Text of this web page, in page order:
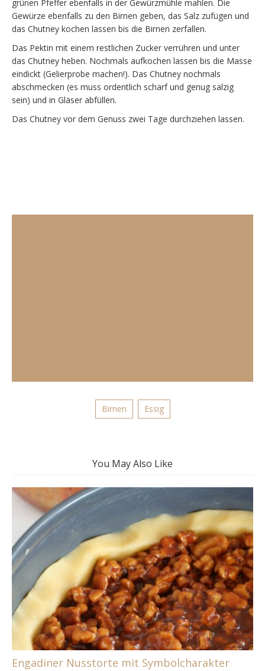
grünen Pfeffer ebenfalls in der Gewürzmühle mahlen. Die
Gewürze ebenfalls zu den Birnen geben, das Salz zufügen und
das Chutney kochen lassen bis die Birnen zerfallen.
Das Pektin mit einem restlichen Zucker verrühren und unter
das Chutney heben. Nochmals aufkochen lassen bis die Masse
eindickt (Gelierprobe machen!). Das Chutney nochmals
abschmecken (es muss ordentlich scharf und genug salzig
sein) und in Gläser abfüllen.
Das Chutney vor dem Genuss zwei Tage durchziehen lassen.
Birnen Essig
You May Also Like
Engadiner Nusstorte mit Symbolcharakter